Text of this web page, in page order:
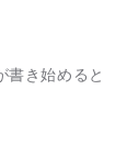
書き始めると